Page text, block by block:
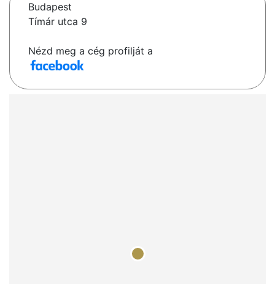
Budapest
Tímár utca 9
Nézd meg a cég profilját a